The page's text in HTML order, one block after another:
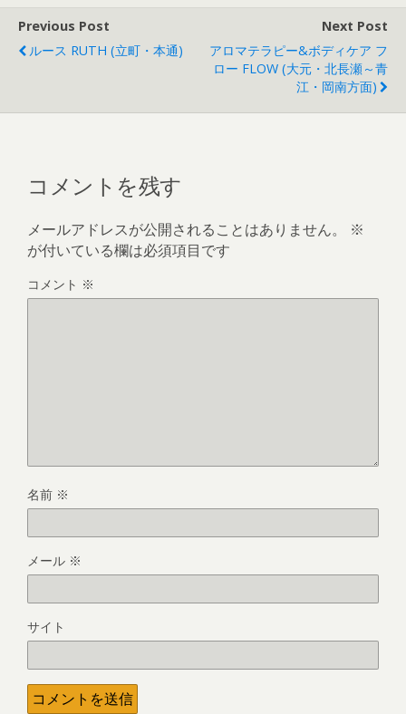
Previous Post
ルース RUTH (立町・本通)
Next Post
アロマテラピー&ボディケア フ
ロー FLOW (大元・北長瀬～青
江・岡南方面)
コメントを残す
メールアドレスが公開されることはありません。
※
が付いている欄は必須項目です
コメント ※
名前 ※
メール ※
サイト